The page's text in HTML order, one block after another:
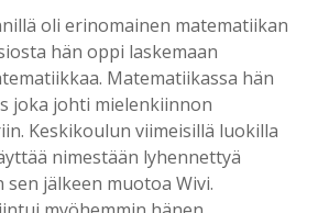
oli erinomainen matematiikan
hän oppi laskemaan
Matematiikassa hän
joka johti mielenkiinnon
Keskikoulun viimeisillä luokilla
nimestään lyhennettyä
sen jälkeen muotoa Wivi.